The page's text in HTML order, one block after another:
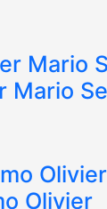
Mario
Olivier